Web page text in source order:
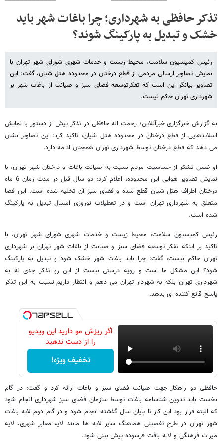
تذکر حافظی به شهرداری؛ چرا باغات شهر باید
خشک و تبدیل به پارکینگ شوند؟
رئیس کمیسیون سلامت، محیط زیست و خدمات شهری شورای شهر تهران با
نمایش تصاویر ارسالی مردمی از قطع درختان در محدوده هتل شیان، گفت: این
تصاویر بیانگر این است که تفکرتوسعه فضای سبز و صیانت از باغات شهر بر
شهرداری تهران حاکم نیست.
به گزارش خبرگزاری خبرآنلاین؛ رحمت اله حافظی در تذکر پیش از دستور با نمایش
اسلایدهایی از قطع درختان در محدوده هتل شیان، تاکید کرد: این تصاویر نشان
می دهد که قطع درختان توسط شهرداری تهران همچنان ادامه دارد.
او ضمن تشکر از حساسیت مردم نسبت به صیانت باغات و درختان شهر تهران، با
نمایش تصاویر هوایی این محدوده، اعلام کرد: دو سال قبل در مدت زمان 6 ماه
درختان اطراف هتل شیان قطع شده و فضای سبز آن تخلیه شده است. این فضا
متعلق به شهرداری تهران است و در تعطیلات نوروزی امسال تبدیل به پارکینگ
شده است.
رئیس کمیسیون سلامت، محیط زیست و خدمات شهری شورای شهر تهران، با
تاکید بر اینکه تفکر توسعه فضای سبز و صیانت از باغات شهر تهران بر شهرداری
تهران حاکم نیست، گفت: چرا باید باغات شهر خشک شود و تبدیل به پارکینگ
شود؟ این مشکل ما است و رویه درستی نیست از این رو تذکر جدی نه به
شهرداری تهران بلکه به شهردار تهران می دهم و انتظار داریم نسبت به این تذکر
پاسخ قانع کننده ای بدهد.
اگر ریزش مو دارید این ویدیو
را از دست ندهید
تخفیف ویژه!
حافظی دو راهکار جهت صیانت فضای سبز و باغات ارائه کرد و گفت: در گام
نخست باید تدوین شناسامه باغات توسط سازمان فضای سبز شهرداری انجام شود
که البته قرار بود این کار تا پایان سال گذشته انجام شود و در گام دوم لایه باغات
شهر تهران در طرح تفصیلی هماهنگ سایر لایه ها مانند لایه معابر شهری، لایه
میراث فرهنگی و لایه بافت فرسوده پیش بینی شود.